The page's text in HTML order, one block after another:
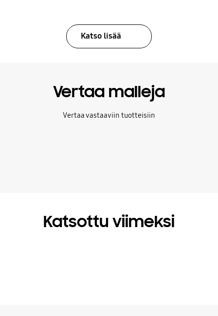
Katso lisää
Vertaa malleja
Vertaa vastaaviin tuotteisiin
Katsottu viimeksi